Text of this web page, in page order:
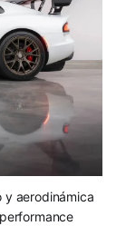
y aerodinámica